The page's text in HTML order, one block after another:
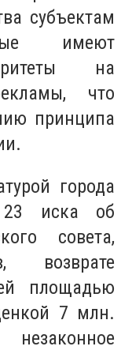
субъектам
имеют
на
что
принципа
города
23 иска об
совета,
возврате
площадью
7 млн.